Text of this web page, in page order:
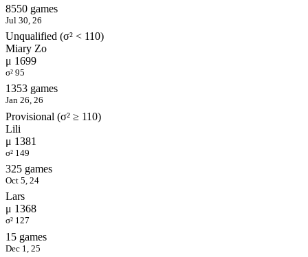
8550 games
Jul 30, 26
Unqualified (σ² < 110)
Miary Zo
μ 1699
σ² 95
1353 games
Jan 26, 26
Provisional (σ² ≥ 110)
Lili
μ 1381
σ² 149
325 games
Oct 5, 24
Lars
μ 1368
σ² 127
15 games
Dec 1, 25